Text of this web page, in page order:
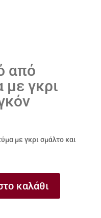
από
με γκρι
με γκρι σμάλτο και
καλάθι